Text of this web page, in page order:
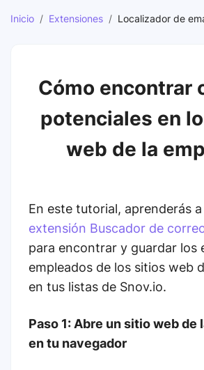
Inicio / Extensiones / Localizador de
Cómo encontrar
potenciales en
web de la
En este tutorial, aprenderás a
extensión Buscador de
para encontrar y guardar los
empleados de los sitios web
en tus listas de Snov.io.
Paso 1: Abre un sitio web de
en tu navegador